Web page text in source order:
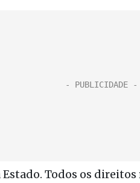
Todos os direitos